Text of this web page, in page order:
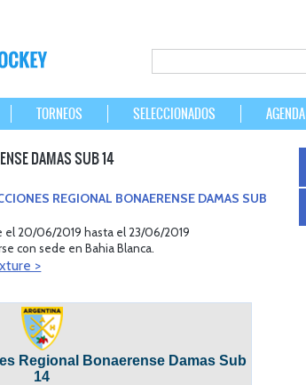
TORNEOS SELECCIONADOS AGENDA
DAMAS SUB 14
REGIONAL BONAERENSE DAMAS SUB
el 20/06/2019 hasta el 23/06/2019
con sede en Bahia Blanca.
>